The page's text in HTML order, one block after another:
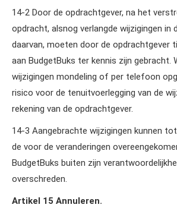
14‑2 Door de opdrachtgever, na het
opdracht, alsnog verlangde wijzigingen in
daarvan, moeten door de opdrachtgever
aan BudgetBuks ter kennis zijn gebracht.
wijzigingen mondeling of per telefoon
risico voor de tenuitvoerlegging van de
rekening van de opdrachtgever.
14‑3 Aangebrachte wijzigingen kunnen
de voor de veranderingen
BudgetBuks buiten zijn
overschreden.
Artikel 15 Annuleren.